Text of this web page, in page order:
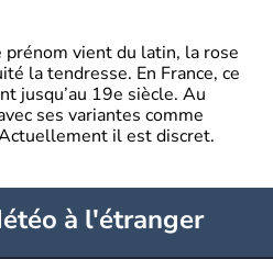
prénom vient du latin, la rose
la tendresse. En France, ce
jusqu’au 19e siècle. Au
ses variantes comme
il est discret.
à l'étranger